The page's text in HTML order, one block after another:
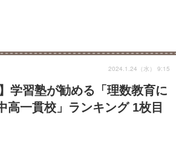
学習塾が勧める「理数教育に
高一貫校」ランキング 1枚目
2024.1.24（水） 9:15